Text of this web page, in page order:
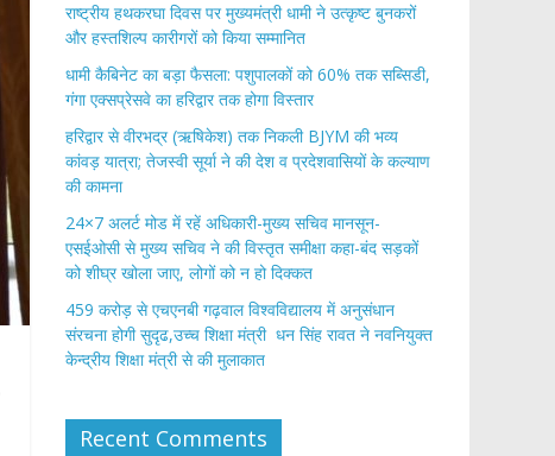
राष्ट्रीय हथकरघा दिवस पर मुख्यमंत्री धामी ने उत्कृष्ट बुनकरों
और हस्तशिल्प कारीगरों को किया सम्मानित
​धामी कैबिनेट का बड़ा फैसला: पशुपालकों को 60% तक सब्सिडी,
गंगा एक्सप्रेसवे का हरिद्वार तक होगा विस्तार
​हरिद्वार से वीरभद्र (ऋषिकेश) तक निकली BJYM की भव्य
कांवड़ यात्रा; तेजस्वी सूर्या ने की देश व प्रदेशवासियों के कल्याण
की कामना
24×7 अलर्ट मोड में रहें अधिकारी-मुख्य सचिव मानसून-
एसईओसी से मुख्य सचिव ने की विस्तृत समीक्षा कहा-बंद सड़कों
को शीघ्र खोला जाए, लोगों को न हो दिक्कत
459 करोड़ से एचएनबी गढ़वाल विश्वविद्यालय में अनुसंधान
संरचना होगी सुदृढ,उच्च शिक्षा मंत्री धन सिंह रावत ने नवनियुक्त
केन्द्रीय शिक्षा मंत्री से की मुलाकात
Recent Comments